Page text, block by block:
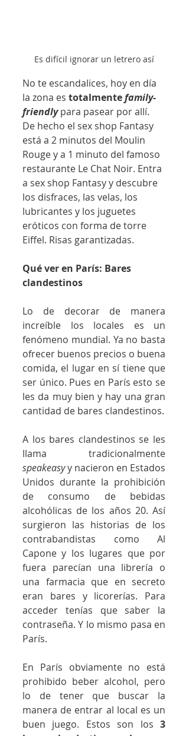
Es difícil ignorar un letrero así
No te escandalices, hoy en día
la zona es totalmente family-
friendly para pasear por allí.
De hecho el sex shop Fantasy
está a 2 minutos del Moulin
Rouge y a 1 minuto del famoso
restaurante Le Chat Noir. Entra
a sex shop Fantasy y descubre
los disfraces, las velas, los
lubricantes y los juguetes
eróticos con forma de torre
Eiffel. Risas garantizadas.
Qué ver en París: Bares
clandestinos
Lo de decorar de manera
increíble los locales es un
fenómeno mundial. Ya no basta
ofrecer buenos precios o buena
comida, el lugar en sí tiene que
ser único. Pues en París esto se
les da muy bien y hay una gran
A los bares clandestinos se les
speakeasy y nacieron en Estados
Unidos durante la prohibición
de consumo de bebidas
alcohólicas de los años 20. Así
surgieron las historias de los
contrabandistas como Al
Capone y los lugares que por
fuera parecían una librería o
una farmacia que en secreto
eran bares y licorerías. Para
acceder tenías que saber la
contraseña. Y lo mismo pasa en
París.
En París obviamente no está
prohibido beber alcohol, pero
lo de tener que buscar la
manera de entrar al local es un
buen juego. Estos son los 3